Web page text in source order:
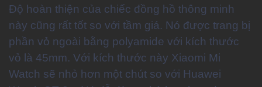
Độ hoàn thiện của chiếc đồng hồ thông minh
này cũng rất tốt so với tầm giá. Nó được trang bị
phần vỏ ngoài bằng polyamide với kích thước
vỏ là 45mm. Với kích thước này Xiaomi Mi
Watch sẽ nhỏ hơn một chút so với Huawei